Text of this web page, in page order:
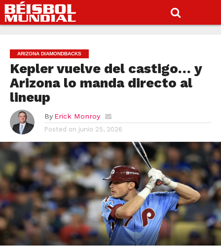
ARIZONA DIAMONDBACKS
Kepler vuelve del castigo… y
Arizona lo manda directo al
lineup
By Erick Monroy
Posted on junio 25, 2026